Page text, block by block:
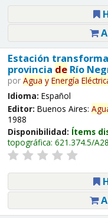
Estación
provincia deRío
por Agua y Energía
Idioma: Español
Editor: Buenos Aires:
1988
Disponibilidad: Ítems
topográfica: 621.374.5/